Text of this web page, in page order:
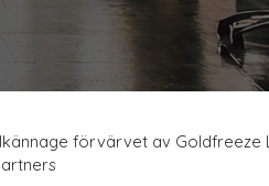
förvärvet av Goldfreeze